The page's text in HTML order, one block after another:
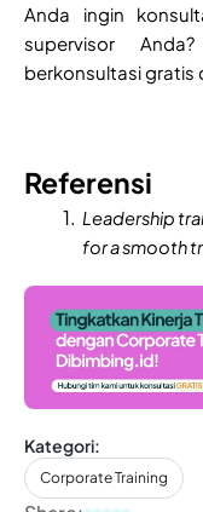
Anda ingin
supervisor
berkonsultasi gratis
Referensi
Leadership
for a smooth
Kategori:
Corporate Training